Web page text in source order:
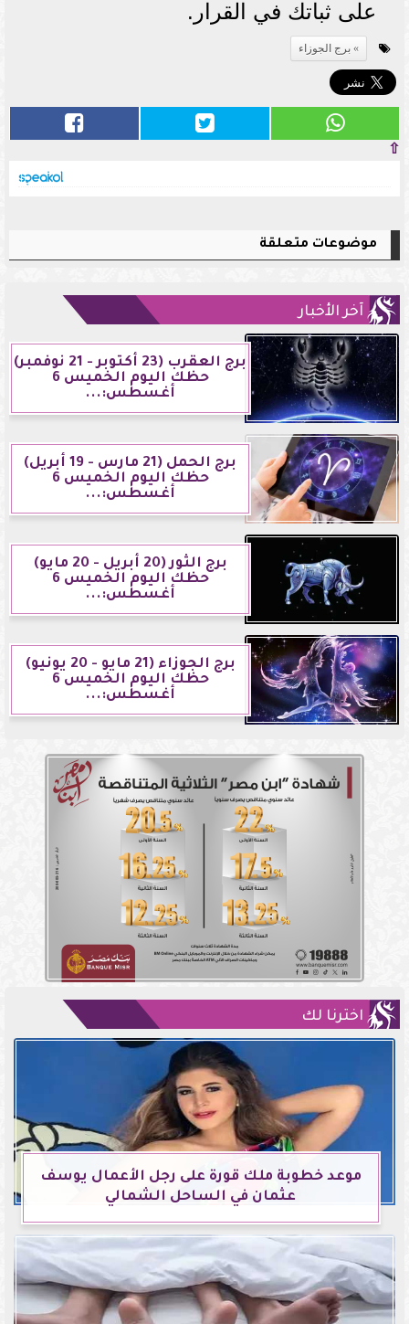
على ثباتك في القرار.
برج الجوزاء
⇧
موضوعات متعلقة
آخر الأخبار
برج العقرب (23 أكتوبر - 21 نوفمبر)
حظك اليوم الخميس 6
أغسطس:...
برج الحمل (21 مارس - 19 أبريل)
حظك اليوم الخميس 6
أغسطس:...
برج الثور (20 أبريل - 20 مايو)
حظك اليوم الخميس 6
أغسطس:...
برج الجوزاء (21 مايو - 20 يونيو)
حظك اليوم الخميس 6
أغسطس:...
اخترنا لك
موعد خطوبة ملك قورة على رجل الأعمال يوسف
عثمان في الساحل الشمالي